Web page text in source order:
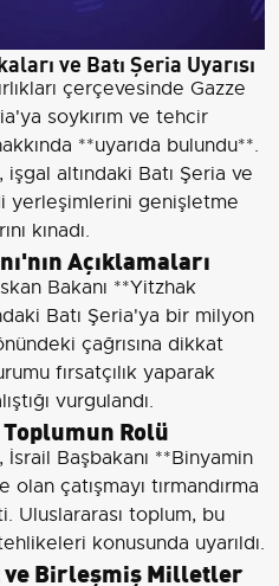
ve Batı Şeria Uyarısı
çerçevesinde Gazze
soykırım ve tehcir
**uyarıda bulundu**.
işgal altındaki Batı Şeria ve
yerleşimlerini genişletme
kınadı.
Açıklamaları
Bakanı **Yitzhak
Batı Şeria'ya bir milyon
çağrısına dikkat
fırsatçılık yaparak
vurgulandı.
Rolü
İsrail Başbakanı **Binyamin
çatışmayı tırmandırma
Uluslararası toplum, bu
konusunda uyarıldı.
ve Birleşmiş Milletler